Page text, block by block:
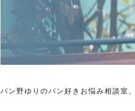
パン野ゆりのパン好きお悩み相談室